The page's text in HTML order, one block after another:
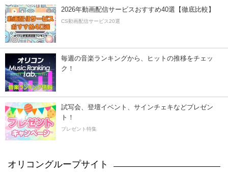
2026年動画配信サービスおすすめ40選【徹底比較】
CS動画配信サービス20選
毎週の音楽ランキングから、ヒットの推移をチェッ
ク！
試写会、登壇イベント、サインチェキなどプレゼン
ト！
プレゼント特集
オリコングループサイト